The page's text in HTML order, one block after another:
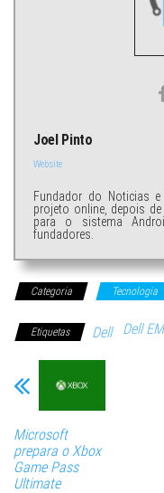
Joel Pinto
Website
Fundador do Noticias
projeto online, depois
para o sistema
fundadores.
Categoria Tecnologia
Etiquetas Dell Dell
Microsoft
prepara o Xbox
Game Pass
Ultimate